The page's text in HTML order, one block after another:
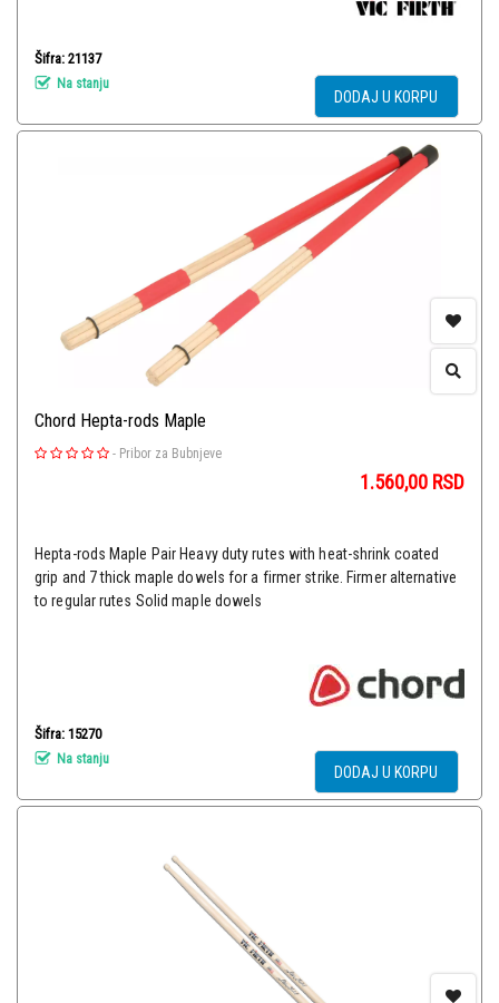
Šifra: 21137
Na stanju
DODAJ U KORPU
Chord Hepta-rods Maple
- Pribor za Bubnjeve
1.560,00 RSD
Hepta-rods Maple Pair Heavy duty rutes with heat-shrink coated
grip and 7 thick maple dowels for a firmer strike. Firmer alternative
to regular rutes Solid maple dowels
Šifra: 15270
Na stanju
DODAJ U KORPU